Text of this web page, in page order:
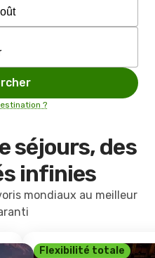
?
séjours, des
infinies
mondiaux au meilleur
Flexibilité totale